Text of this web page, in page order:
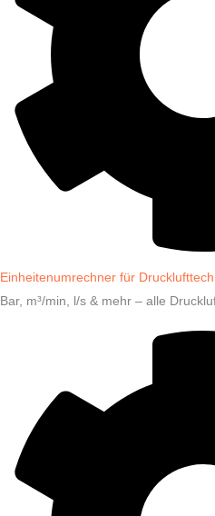
Einheitenumrechner für
Bar, m³/min, l/s & mehr – alle